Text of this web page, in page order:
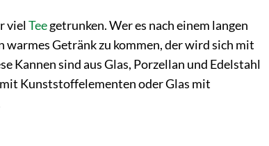
vielTeegetrunken. Wer es nach einem langen
warmes Getränk zu kommen, der wird sich mit
Kannen sind aus Glas, Porzellan und Edelstahl
Kunststoffelementen oder Glas mit